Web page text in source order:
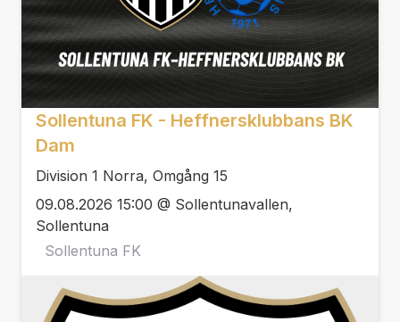
Sollentuna FK - Heffnersklubbans BK
Dam
Division 1 Norra, Omgång 15
09.08.2026 15:00 @ Sollentunavallen,
Sollentuna
Sollentuna FK